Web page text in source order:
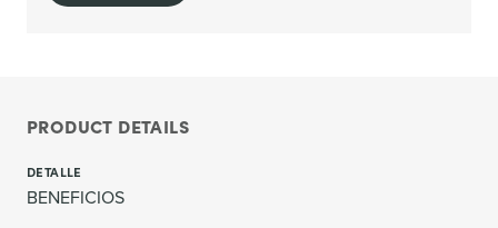
PRODUCT DETAILS
DETALLE
BENEFICIOS